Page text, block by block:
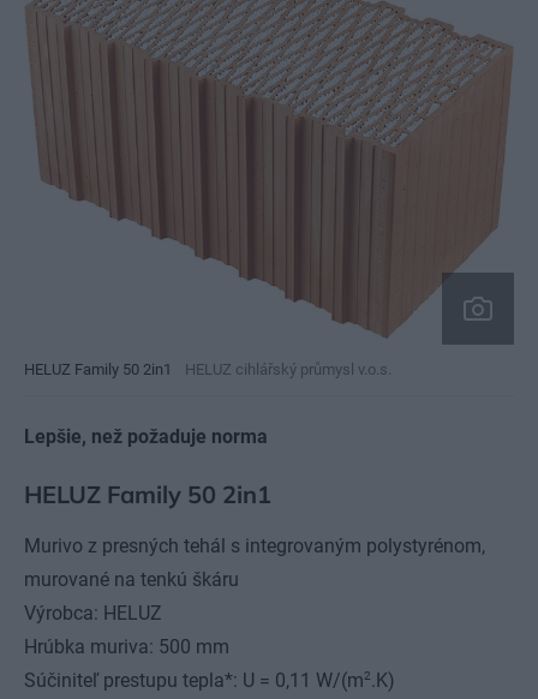
HELUZ Family 50 2in1 HELUZ cihlářský průmysl v.o.s.
Lepšie, než požaduje norma
HELUZ Family 50 2in1
Murivo z presných tehál s integrovaným polystyrénom,
murované na tenkú škáru
Výrobca: HELUZ
Hrúbka muriva: 500 mm
Súčiniteľ prestupu tepla*: U = 0,11 W/(m2.K)